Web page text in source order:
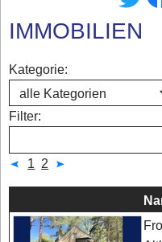
IMMOBILIEN
Kategorie:
Filter:
1 2